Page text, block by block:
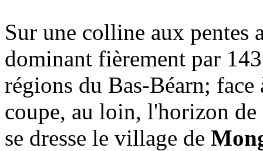
Sur une colline aux pentes
dominant fièrement par
régions du Bas-Béarn; face
coupe, au loin, l'horizon de
se dresse le village de